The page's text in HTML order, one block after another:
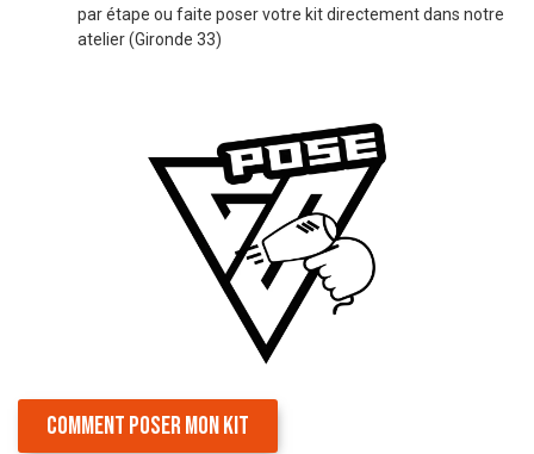
par étape ou faite poser votre kit directement dans notre
atelier (Gironde 33)
COMMENT POSER MON KIT